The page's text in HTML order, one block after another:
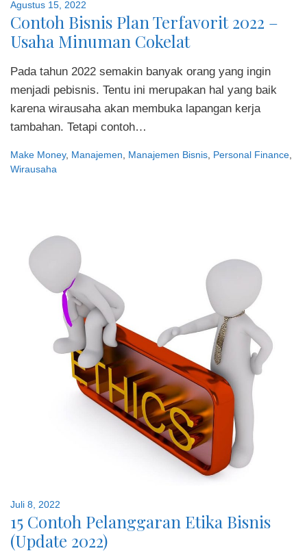
Contoh Bisnis Plan Terfavorit 2022 –
Usaha Minuman Cokelat
Agustus 15, 2022
Pada tahun 2022 semakin banyak orang yang ingin
menjadi pebisnis. Tentu ini merupakan hal yang baik
karena wirausaha akan membuka lapangan kerja
tambahan. Tetapi contoh…
Make Money, Manajemen, Manajemen Bisnis, Personal Finance,
Wirausaha
15 Contoh Pelanggaran Etika Bisnis
(Update 2022)
Juli 8, 2022